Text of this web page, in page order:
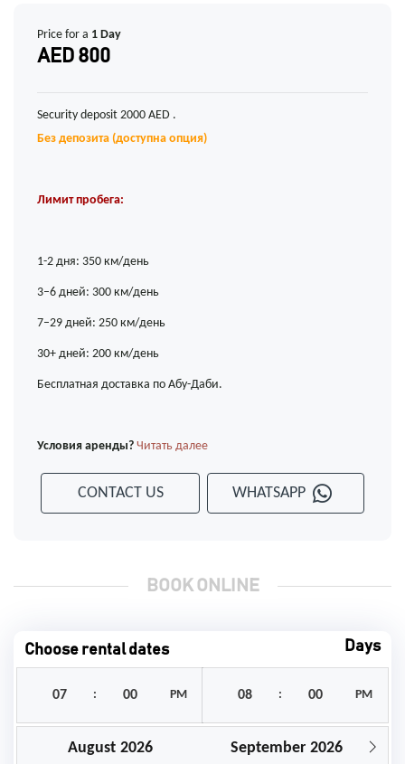
Price for a 1 Day
AED 800
Security deposit 2000 AED .
Без депозита (доступна опция)
Лимит пробега:
1-2 дня: 350 км/день
3–6 дней: 300 км/день
7–29 дней: 250 км/день
30+ дней: 200 км/день
Бесплатная доставка по Абу-Даби.
Условия аренды? Читать далее
CONTACT US WHATSAPP
BOOK ONLINE
Choose rental dates Days
: PM : PM
August September